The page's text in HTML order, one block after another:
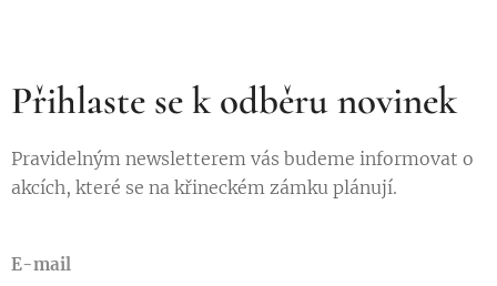
Přihlaste se k odběru novinek
Pravidelným newsletterem vás budeme informovat o
akcích, které se na křineckém zámku plánují.
E-mail